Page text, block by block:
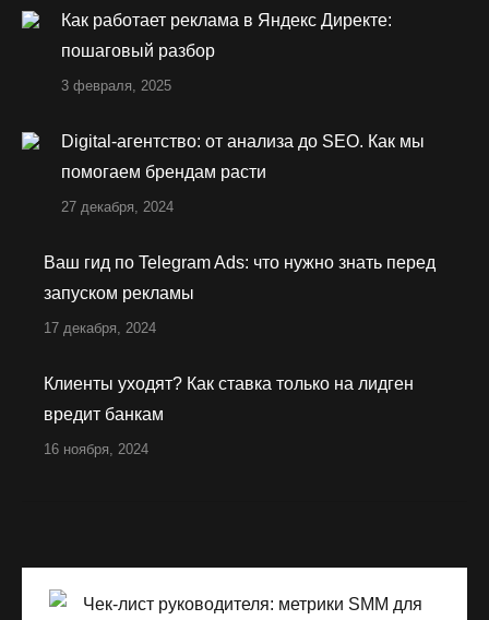
Как работает реклама в Яндекс Директе:
пошаговый разбор
3 февраля, 2025
Digital-агентство: от анализа до SEO. Как мы
помогаем брендам расти
27 декабря, 2024
Ваш гид по Telegram Ads: что нужно знать перед
запуском рекламы
17 декабря, 2024
Клиенты уходят? Как ставка только на лидген
вредит банкам
16 ноября, 2024
Чек-лист руководителя: метрики SMM для